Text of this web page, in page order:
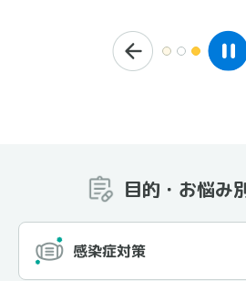
目的・お悩み
感染症対策